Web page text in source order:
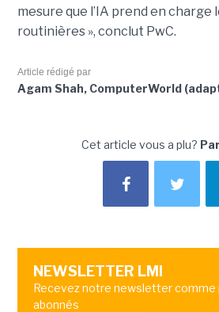
mesure que l’IA prend en charge
routinières », conclut PwC.
Article rédigé par
Agam Shah, ComputerWorld
Cet article vous a plu?
NEWSLETTER LMI
Recevez notre newsletter
abonnés